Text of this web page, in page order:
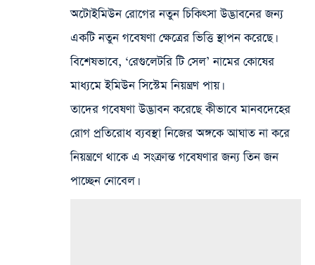
অটোইমিউন রোগের নতুন চিকিৎসা উদ্ভাবনের জন্য
একটি নতুন গবেষণা ক্ষেত্রের ভিত্তি স্থাপন করেছে।
বিশেষভাবে, ‘রেগুলেটরি টি সেল’ নামের কোষের
মাধ্যমে ইমিউন সিস্টেম নিয়ন্ত্রণ পায়।
তাদের গবেষণা উদ্ভাবন করেছে কীভাবে মানবদেহের
রোগ প্রতিরোধ ব্যবস্থা নিজের অঙ্গকে আঘাত না করে
নিয়ন্ত্রণে থাকে এ সংক্রান্ত গবেষণার জন্য তিন জন
পাচ্ছেন নোবেল।